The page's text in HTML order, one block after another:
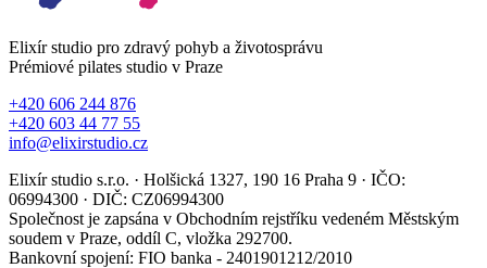
Elixír studio pro zdravý pohyb a životosprávu
Prémiové pilates studio v Praze
+420 606 244 876
+420 603 44 77 55
info@elixirstudio.cz
Elixír studio s.r.o. · Holšická 1327, 190 16 Praha 9 · IČO:
06994300 · DIČ: CZ06994300
Společnost je zapsána v Obchodním rejstříku vedeném Městským
soudem v Praze, oddíl C, vložka 292700.
Bankovní spojení: FIO banka - 2401901212/2010